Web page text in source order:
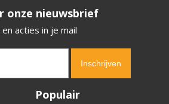
onze nieuwsbrief
acties in je mail
Populair